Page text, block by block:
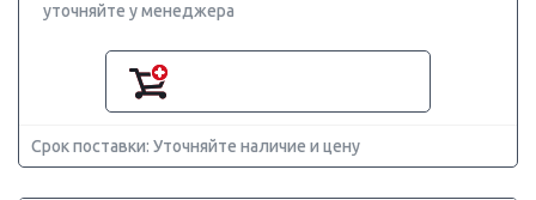
уточняйте у менеджера
Срок поставки: Уточняйте наличие и цену